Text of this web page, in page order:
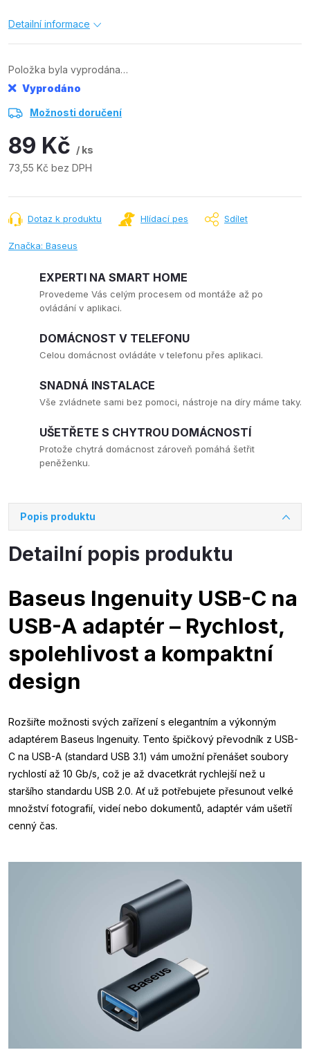
Detailní informace
Položka byla vyprodána…
Vyprodáno
Možnosti doručení
89 Kč / ks
73,55 Kč bez DPH
cena:
Dotaz k produktu Hlídací pes Sdílet
Značka: Baseus
EXPERTI NA SMART HOME
Provedeme Vás celým procesem od montáže až po
ovládání v aplikaci.
DOMÁCNOST V TELEFONU
Celou domácnost ovládáte v telefonu přes aplikaci.
SNADNÁ INSTALACE
Vše zvládnete sami bez pomoci, nástroje na díry máme taky.
UŠETŘETE S CHYTROU DOMÁCNOSTÍ
Protože chytrá domácnost zároveň pomáhá šetřit
peněženku.
Popis produktu
Detailní popis produktu
Baseus Ingenuity USB-C na
USB-A adaptér – Rychlost,
spolehlivost a kompaktní
design
Rozšiřte možnosti svých zařízení s elegantním a výkonným
adaptérem Baseus Ingenuity. Tento špičkový převodník z USB-
C na USB-A (standard USB 3.1) vám umožní přenášet soubory
rychlostí až 10 Gb/s, což je až dvacetkrát rychlejší než u
staršího standardu USB 2.0. Ať už potřebujete přesunout velké
množství fotografií, videí nebo dokumentů, adaptér vám ušetří
cenný čas.